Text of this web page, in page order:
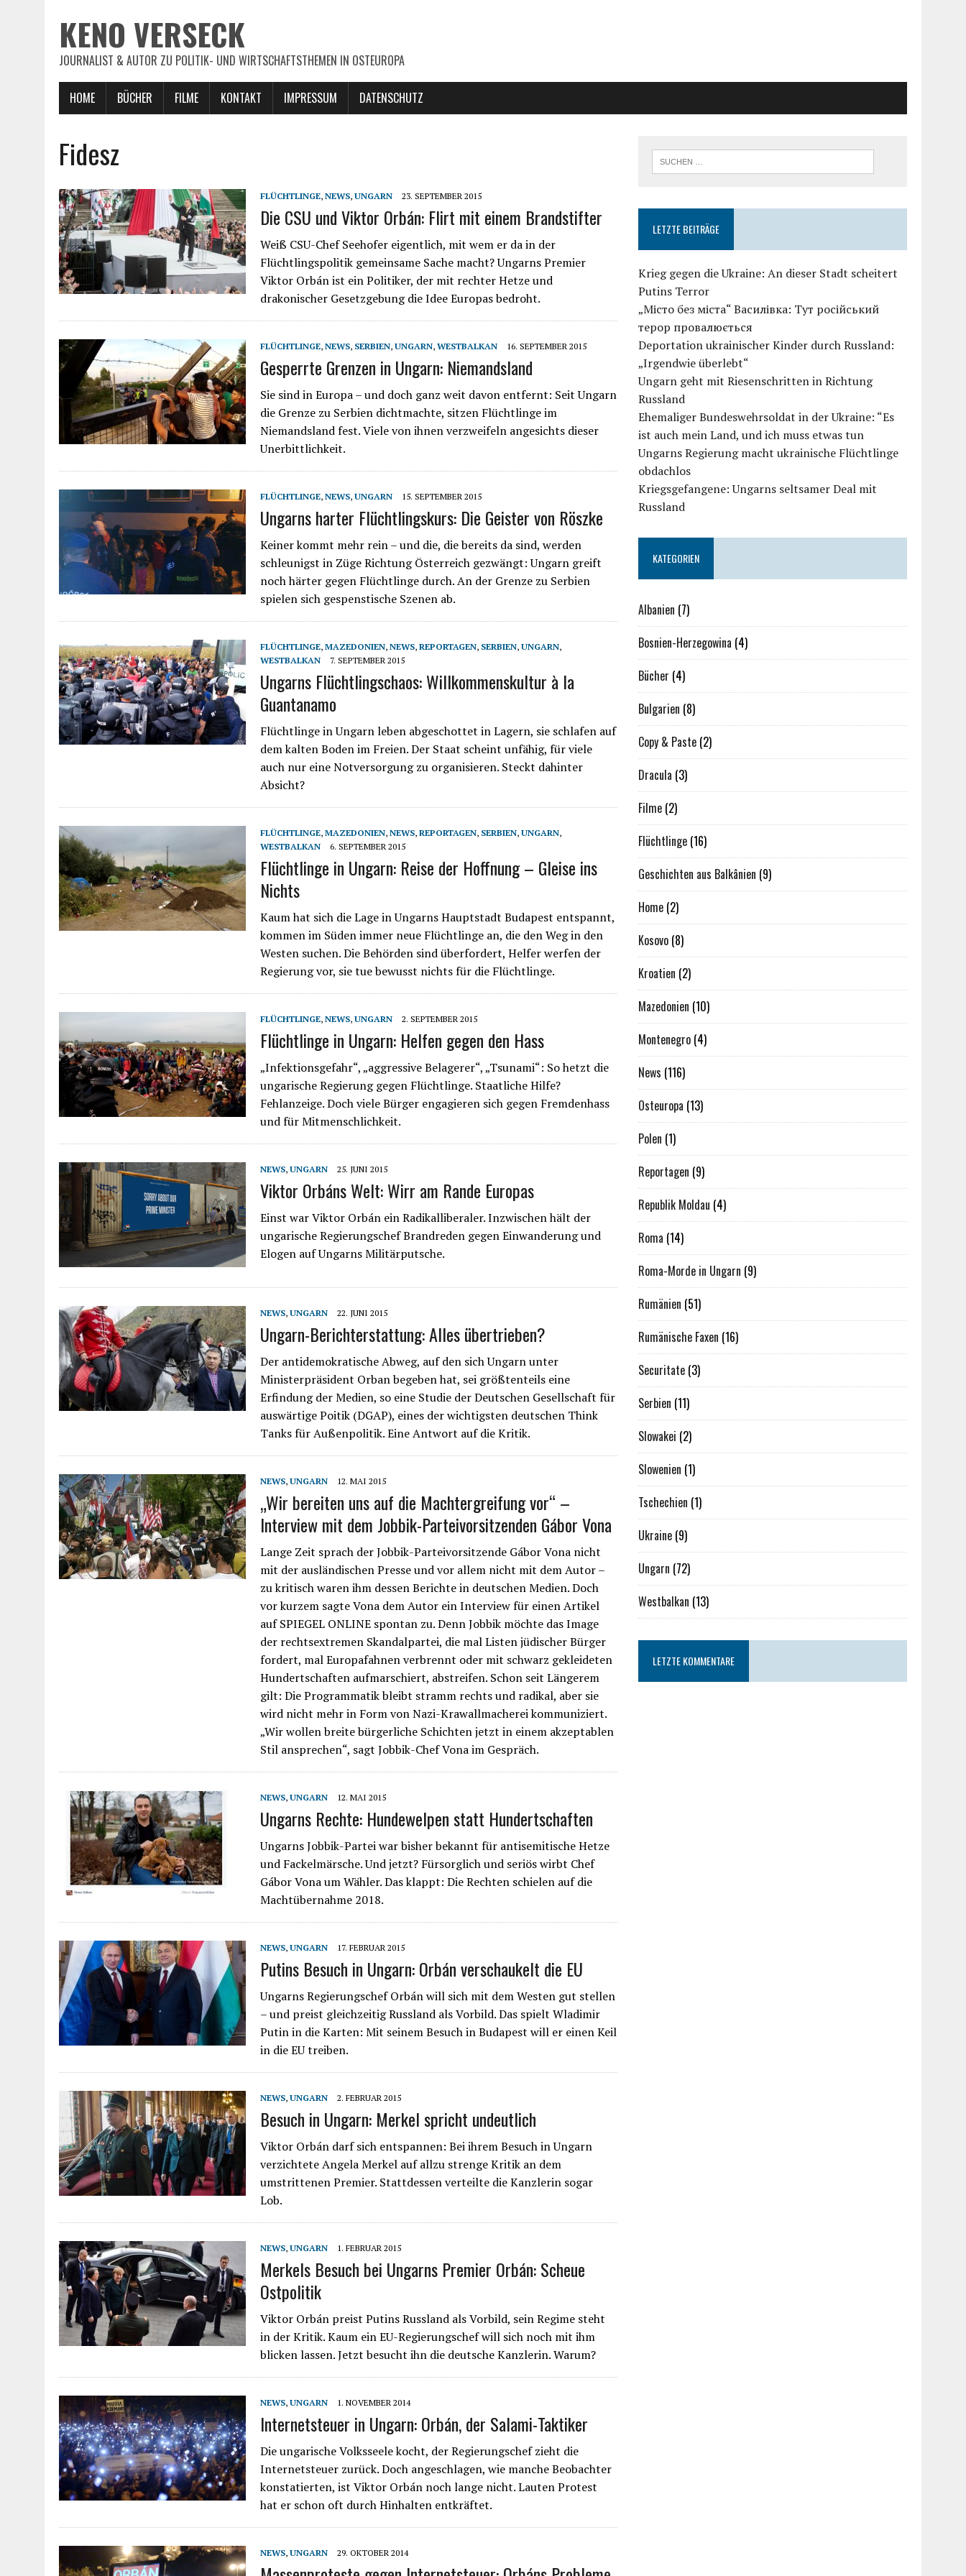
KENO VERSECK
JOURNALIST & AUTOR ZU POLITIK- UND WIRTSCHAFTSTHEMEN IN OSTEUROPA
HOME BÜCHER FILME KONTAKT IMPRESSUM DATENSCHUTZ
Fidesz
FLÜCHTLINGE, NEWS, UNGARN 23. SEPTEMBER 2015
Die CSU und Viktor Orbán: Flirt mit einem Brandstifter
Weiß CSU-Chef Seehofer eigentlich, mit wem er da in der
Flüchtlingspolitik gemeinsame Sache macht? Ungarns Premier
Viktor Orbán ist ein Politiker, der mit rechter Hetze und
drakonischer Gesetzgebung die Idee Europas bedroht.
FLÜCHTLINGE, NEWS, SERBIEN, UNGARN, WESTBALKAN 16. SEPTEMBER 2015
Gesperrte Grenzen in Ungarn: Niemandsland
Sie sind in Europa – und doch ganz weit davon entfernt: Seit Ungarn
die Grenze zu Serbien dichtmachte, sitzen Flüchtlinge im
Niemandsland fest. Viele von ihnen verzweifeln angesichts dieser
Unerbittlichkeit.
FLÜCHTLINGE, NEWS, UNGARN 15. SEPTEMBER 2015
Ungarns harter Flüchtlingskurs: Die Geister von Röszke
Keiner kommt mehr rein – und die, die bereits da sind, werden
schleunigst in Züge Richtung Österreich gezwängt: Ungarn greift
noch härter gegen Flüchtlinge durch. An der Grenze zu Serbien
spielen sich gespenstische Szenen ab.
FLÜCHTLINGE, MAZEDONIEN, NEWS, REPORTAGEN, SERBIEN, UNGARN,
WESTBALKAN
7. SEPTEMBER 2015
Ungarns Flüchtlingschaos: Willkommenskultur à la
Guantanamo
Flüchtlinge in Ungarn leben abgeschottet in Lagern, sie schlafen auf
dem kalten Boden im Freien. Der Staat scheint unfähig, für viele
auch nur eine Notversorgung zu organisieren. Steckt dahinter
Absicht?
FLÜCHTLINGE, MAZEDONIEN, NEWS, REPORTAGEN, SERBIEN, UNGARN,
WESTBALKAN
6. SEPTEMBER 2015
Flüchtlinge in Ungarn: Reise der Hoffnung – Gleise ins
Nichts
Kaum hat sich die Lage in Ungarns Hauptstadt Budapest entspannt,
kommen im Süden immer neue Flüchtlinge an, die den Weg in den
Westen suchen. Die Behörden sind überfordert, Helfer werfen der
Regierung vor, sie tue bewusst nichts für die Flüchtlinge.
FLÜCHTLINGE, NEWS, UNGARN 2. SEPTEMBER 2015
Flüchtlinge in Ungarn: Helfen gegen den Hass
„Infektionsgefahr“, „aggressive Belagerer“, „Tsunami“: So hetzt die
ungarische Regierung gegen Flüchtlinge. Staatliche Hilfe?
Fehlanzeige. Doch viele Bürger engagieren sich gegen Fremdenhass
und für Mitmenschlichkeit.
NEWS, UNGARN 25. JUNI 2015
Viktor Orbáns Welt: Wirr am Rande Europas
Einst war Viktor Orbán ein Radikalliberaler. Inzwischen hält der
ungarische Regierungschef Brandreden gegen Einwanderung und
Elogen auf Ungarns Militärputsche.
NEWS, UNGARN 22. JUNI 2015
Ungarn-Berichterstattung: Alles übertrieben?
Der antidemokratische Abweg, auf den sich Ungarn unter
Ministerpräsident Orban begeben hat, sei größtenteils eine
Erfindung der Medien, so eine Studie der Deutschen Gesellschaft für
auswärtige Poitik (DGAP), eines der wichtigsten deutschen Think
Tanks für Außenpolitik. Eine Antwort auf die Kritik.
NEWS, UNGARN 12. MAI 2015
„Wir bereiten uns auf die Machtergreifung vor“ –
Interview mit dem Jobbik-Parteivorsitzenden Gábor Vona
Lange Zeit sprach der Jobbik-Parteivorsitzende Gábor Vona nicht
mit der ausländischen Presse und vor allem nicht mit dem Autor –
zu kritisch waren ihm dessen Berichte in deutschen Medien. Doch
vor kurzem sagte Vona dem Autor ein Interview für einen Artikel
auf SPIEGEL ONLINE spontan zu. Denn Jobbik möchte das Image
der rechtsextremen Skandalpartei, die mal Listen jüdischer Bürger
fordert, mal Europafahnen verbrennt oder mit schwarz gekleideten
Hundertschaften aufmarschiert, abstreifen. Schon seit Längerem
gilt: Die Programmatik bleibt stramm rechts und radikal, aber sie
wird nicht mehr in Form von Nazi-Krawallmacherei kommuniziert.
„Wir wollen breite bürgerliche Schichten jetzt in einem akzeptablen
Stil ansprechen“, sagt Jobbik-Chef Vona im Gespräch.
NEWS, UNGARN 12. MAI 2015
Ungarns Rechte: Hundewelpen statt Hundertschaften
Ungarns Jobbik-Partei war bisher bekannt für antisemitische Hetze
und Fackelmärsche. Und jetzt? Fürsorglich und seriös wirbt Chef
Gábor Vona um Wähler. Das klappt: Die Rechten schielen auf die
Machtübernahme 2018.
NEWS, UNGARN 17. FEBRUAR 2015
Putins Besuch in Ungarn: Orbán verschaukelt die EU
Ungarns Regierungschef Orbán will sich mit dem Westen gut stellen
– und preist gleichzeitig Russland als Vorbild. Das spielt Wladimir
Putin in die Karten: Mit seinem Besuch in Budapest will er einen Keil
in die EU treiben.
NEWS, UNGARN 2. FEBRUAR 2015
Besuch in Ungarn: Merkel spricht undeutlich
Viktor Orbán darf sich entspannen: Bei ihrem Besuch in Ungarn
verzichtete Angela Merkel auf allzu strenge Kritik an dem
umstrittenen Premier. Stattdessen verteilte die Kanzlerin sogar
Lob.
NEWS, UNGARN 1. FEBRUAR 2015
Merkels Besuch bei Ungarns Premier Orbán: Scheue
Ostpolitik
Viktor Orbán preist Putins Russland als Vorbild, sein Regime steht
in der Kritik. Kaum ein EU-Regierungschef will sich noch mit ihm
blicken lassen. Jetzt besucht ihn die deutsche Kanzlerin. Warum?
NEWS, UNGARN 1. NOVEMBER 2014
Internetsteuer in Ungarn: Orbán, der Salami-Taktiker
Die ungarische Volksseele kocht, der Regierungschef zieht die
Internetsteuer zurück. Doch angeschlagen, wie manche Beobachter
konstatierten, ist Viktor Orbán noch lange nicht. Lauten Protest
hat er schon oft durch Hinhalten entkräftet.
NEWS, UNGARN 29. OKTOBER 2014
LETZTE BEITRÄGE
Krieg gegen die Ukraine: An dieser Stadt scheitert
Putins Terror
„Місто без міста“ Василівка: Тут російський
терор провалюється
Deportation ukrainischer Kinder durch Russland:
„Irgendwie überlebt“
Ungarn geht mit Riesenschritten in Richtung
Russland
Ehemaliger Bundeswehrsoldat in der Ukraine: “Es
ist auch mein Land, und ich muss etwas tun
Ungarns Regierung macht ukrainische Flüchtlinge
obdachlos
Kriegsgefangene: Ungarns seltsamer Deal mit
Russland
KATEGORIEN
Albanien (7)
Bosnien-Herzegowina (4)
Bücher (4)
Bulgarien (8)
Copy & Paste (2)
Dracula (3)
Filme (2)
Flüchtlinge (16)
Geschichten aus Balkânien (9)
Home (2)
Kosovo (8)
Kroatien (2)
Mazedonien (10)
Montenegro (4)
News (116)
Osteuropa (13)
Polen (1)
Reportagen (9)
Republik Moldau (4)
Roma (14)
Roma-Morde in Ungarn (9)
Rumänien (51)
Rumänische Faxen (16)
Securitate (3)
Serbien (11)
Slowakei (2)
Slowenien (1)
Tschechien (1)
Ukraine (9)
Ungarn (72)
Westbalkan (13)
LETZTE KOMMENTARE